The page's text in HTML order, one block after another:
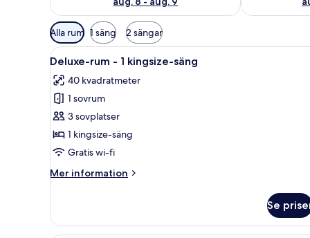
Tillgängliga
filter
för
rum
Alla rum 1 säng 2 sängar
Öppna
alla
foton
för
Deluxe-
rum
-
kingsize-
Duntäcken, memory foam-
6
Deluxe-rum - 1 kingsize-säng
40 kvadratmeter
1 sovrum
3 sovplatser
1 kingsize-säng
Gratis wi-fi
Mer information
Mer
rum
Se